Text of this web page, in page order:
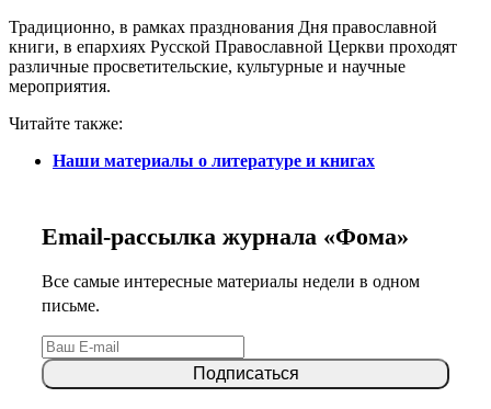
Традиционно, в рамках празднования Дня православной
книги, в епархиях Русской Православной Церкви проходят
различные просветительские, культурные и научные
мероприятия.
Читайте также:
Наши материалы о литературе и книгах
Email-рассылка журнала «Фома»
Все самые интересные материалы недели в одном
письме.